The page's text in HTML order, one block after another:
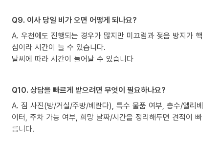
Q9. 이사 당일 비가 오면 어떻게 되나요?
A. 우천에도 진행되는 경우가 많지만 미끄럼과 젖음 방지가 핵
심이라 시간이 늘 수 있습니다.
날씨에 따라 시간이 늘어날 수 있습니다
Q10. 상담을 빠르게 받으려면 무엇이 필요하나요?
A. 짐 사진(방/거실/주방/베란다), 특수 물품 여부, 층수/엘리베
이터, 주차 가능 여부, 희망 날짜/시간을 정리해두면 견적이 빠
릅니다.